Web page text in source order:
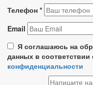
Телефон *
Email
Я соглашаюсь на
данных в соответствии
конфиденциальности